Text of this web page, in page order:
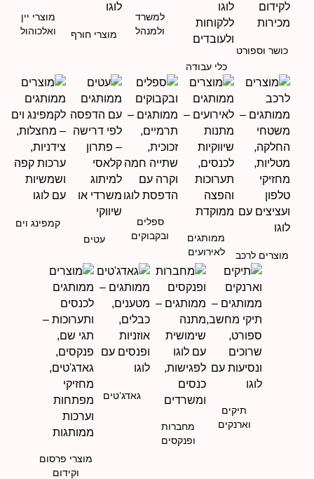
כושר וספורט
כלי עבודה
למשרד
ולמנהל
מוצרי חורף
מוצרי יין
ואלכוהול
מוצרים לרכב
ממותגים
לאירועים
ספלים
ובקבוקים
עטים
קמפינג וים
תיקים
וארנקים
מחברות
ופנקסים
גאדג’טים
מוצרי פרסום
וקידום